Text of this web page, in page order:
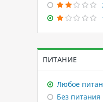
ПИТАНИЕ
Любое
Без питания